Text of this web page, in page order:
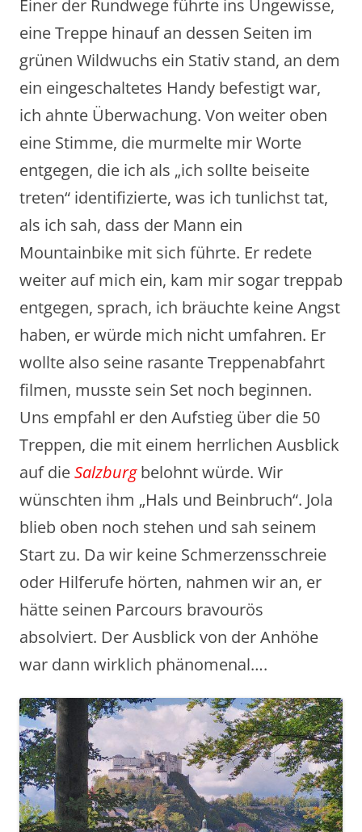
Einer der Rundwege führte ins Ungewisse,
eine Treppe hinauf an dessen Seiten im
grünen Wildwuchs ein Stativ stand, an dem
ein eingeschaltetes Handy befestigt war,
ich ahnte Überwachung. Von weiter oben
eine Stimme, die murmelte mir Worte
entgegen, die ich als „ich sollte beiseite
treten“ identifizierte, was ich tunlichst tat,
als ich sah, dass der Mann ein
Mountainbike mit sich führte. Er redete
weiter auf mich ein, kam mir sogar treppab
entgegen, sprach, ich bräuchte keine Angst
haben, er würde mich nicht umfahren. Er
wollte also seine rasante Treppenabfahrt
filmen, musste sein Set noch beginnen.
Uns empfahl er den Aufstieg über die 50
Treppen, die mit einem herrlichen Ausblick
auf dieSalzburgbelohnt würde. Wir
wünschten ihm „Hals und Beinbruch“. Jola
blieb oben noch stehen und sah seinem
Start zu. Da wir keine Schmerzensschreie
oder Hilferufe hörten, nahmen wir an, er
hätte seinen Parcours bravourös
absolviert. Der Ausblick von der Anhöhe
war dann wirklich phänomenal….